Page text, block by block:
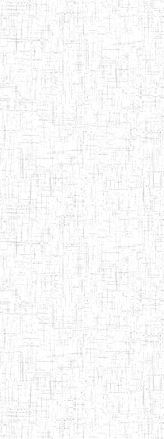
25/07/2013 ENIET
17/04/2014 ENIET
30/10/2014 ENIET
04/08/2010 ENIEG
30/11/2004 ENIEG